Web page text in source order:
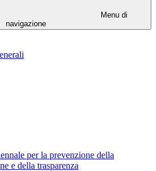
Menu di
navigazione
per la prevenzione della
e della trasparenza